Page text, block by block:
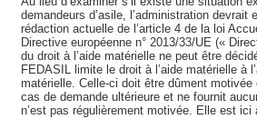
demandeurs d’asile, l’administration
rédaction actuelle de l’article 4 de la loi
Directive européenne n° 2013/33/UE («
du droit à l’aide matérielle ne peut être
FEDASIL limite le droit à l’aide matérielle à
matérielle. Celle-ci doit être dûment
cas de demande ultérieure et ne fournit
n’est pas régulièrement motivée. Elle est ici